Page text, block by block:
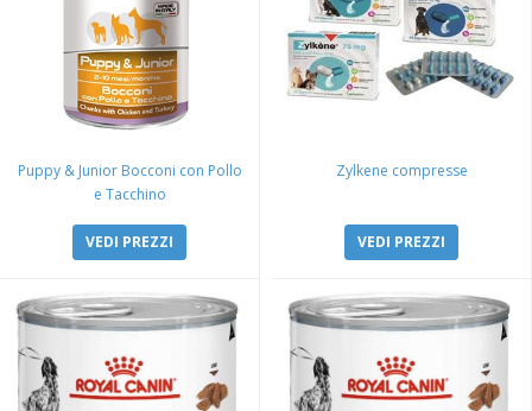
Puppy & Junior Bocconi con Pollo
e Tacchino
VEDI PREZZI
Zylkene compresse
VEDI PREZZI